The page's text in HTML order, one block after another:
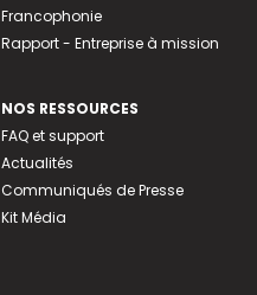
Francophonie
Rapport - Entreprise à mission
NOS RESSOURCES
FAQ et support
Actualités
Communiqués de Presse
Kit Média